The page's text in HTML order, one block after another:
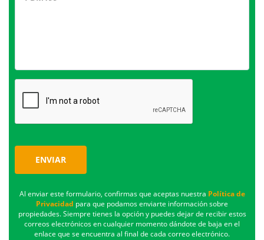
ENVIAR
Al enviar este formulario, confirmas que aceptas nuestra Política de
Privacidad para que podamos enviarte información sobre
propiedades. Siempre tienes la opción y puedes dejar de recibir estos
correos electrónicos en cualquier momento dándote de baja en el
enlace que se encuentra al final de cada correo electrónico.